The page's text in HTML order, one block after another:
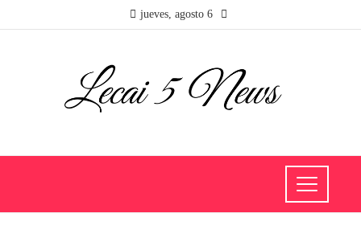
jueves, agosto 6